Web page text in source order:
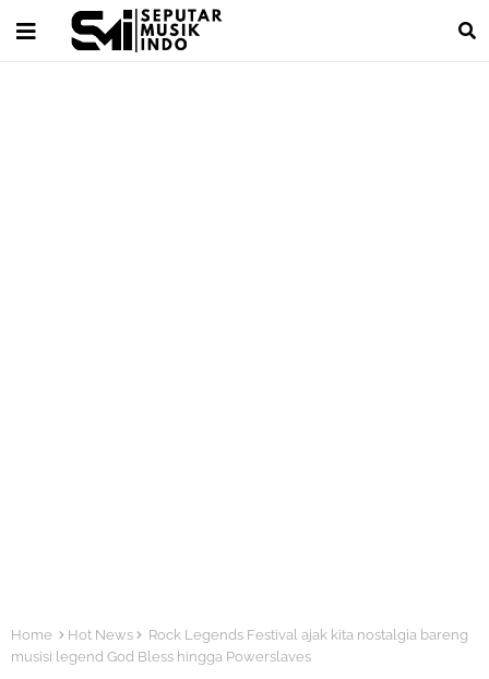
Home Hot News
Rock Legends Festival ajak kita nostalgia bareng
musisi legend God Bless hingga Powerslaves